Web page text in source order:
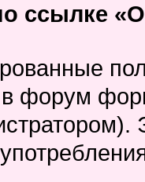
ссылке
в форум